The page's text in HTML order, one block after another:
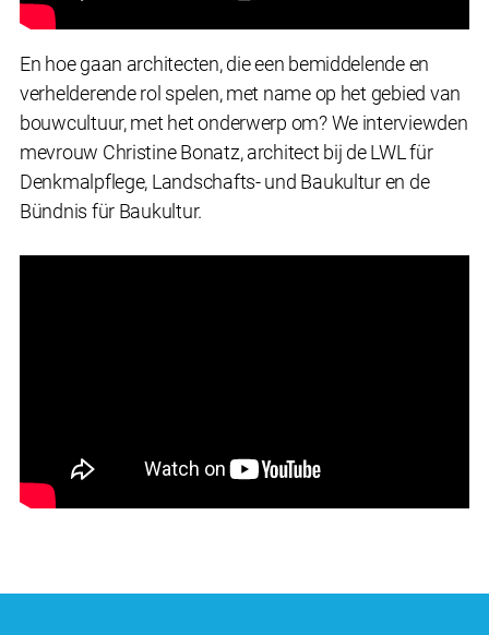
En hoe gaan architecten, die een bemiddelende en
verhelderende rol spelen, met name op het gebied van
bouwcultuur, met het onderwerp om? We interviewden
mevrouw Christine Bonatz, architect bij de LWL für
Denkmalpflege, Landschafts- und Baukultur en de
Bündnis für Baukultur.